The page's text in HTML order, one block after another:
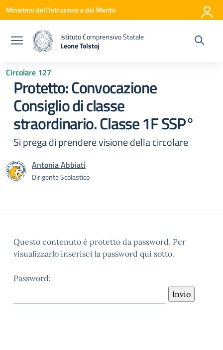
Vai ai contenuti
Vai al menu di navigazione
Vai al footer
Ministero dell'Istruzione e del Merito
Istituto Comprensivo Statale
Leone Tolstoj
Circolare 127
Protetto: Convocazione
Consiglio di classe
straordinario. Classe 1F SSP°
Si prega di prendere visione della circolare
Antonia Abbiati
Dirigente Scolastico
Questo contenuto è protetto da password. Per
visualizzarlo inserisci la password qui sotto.
Password: